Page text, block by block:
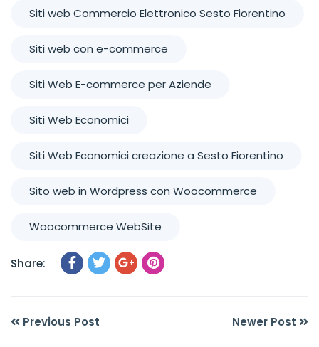
Siti web Commercio Elettronico Sesto Fiorentino
Siti web con e-commerce
Siti Web E-commerce per Aziende
Siti Web Economici
Siti Web Economici creazione a Sesto Fiorentino
Sito web in Wordpress con Woocommerce
Woocommerce WebSite
Share:
Previous Post Newer Post